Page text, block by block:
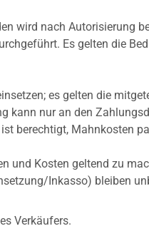
wird nach Autorisierung
Es gelten die
es gelten die
kann nur an den
berechtigt, Mahnkosten
und Kosten geltend zu
Inkasso) bleiben
Verkäufers.